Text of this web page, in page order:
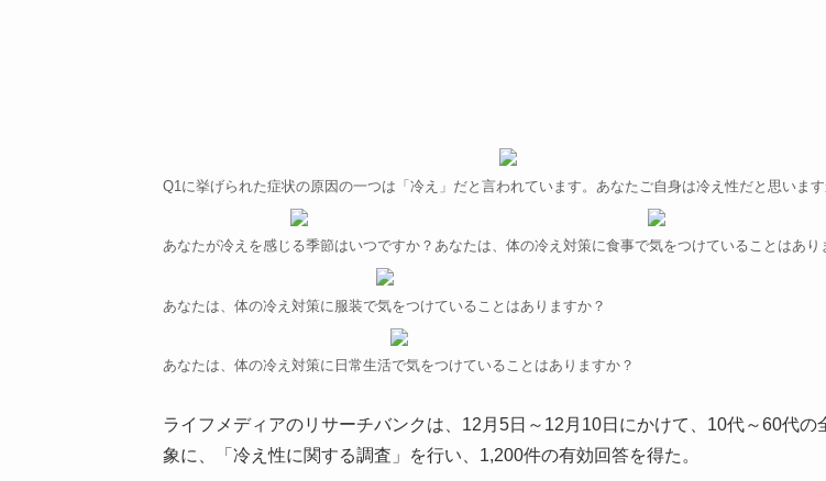
Q1に挙げられた症状の原因の一つは「冷え」だと言われています。あなたご自身は冷え性だと思います
あなたが冷えを感じる季節はいつですか？ あなたは、体の冷え対策に食事で気をつけていることはあり
あなたは、体の冷え対策に服装で気をつけていることはありますか？
あなたは、体の冷え対策に日常生活で気をつけていることはありますか？
ライフメディアのリサーチバンクは、12月5日～12月10日にかけて、10代～60代の
象に、「冷え性に関する調査」を行い、1,200件の有効回答を得た。